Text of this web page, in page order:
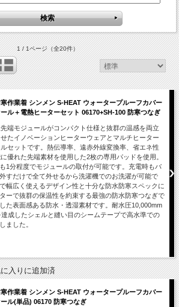
1 / 1ページ（全20件）
寒作業着 シンメン S-HEAT ウォータープルーフカバー
ル＋電熱ヒーターセット 06170+SH-100 防寒つなぎ
端モジュールがコンパクト仕様と抜群の温感を両立
せたイノベーションヒーターウェアとマルチヒーター
ルセットです。熱伝導率、遠赤外線変換率、省エネ性
優れた先端素材を使用した2枚の専用パッドを使用。
1分程度でモジュールの取付が可能です。充電時もバ
すだけで全て外せるから洗濯機でのお洗濯が可能で
幅広く使えるデザイン性と十分な防水防寒スペックに
ーで抜群の保温性を約束する最強の防水防寒つなぎで
た表面感ある防水・透湿素材です。耐水圧10,000mm
成したシェルと縫い目のシームテープで高水準での
ました。
入りに追加済
寒作業着 シンメン S-HEAT ウォータープルーフカバー
ル(単品) 06170 防寒つなぎ